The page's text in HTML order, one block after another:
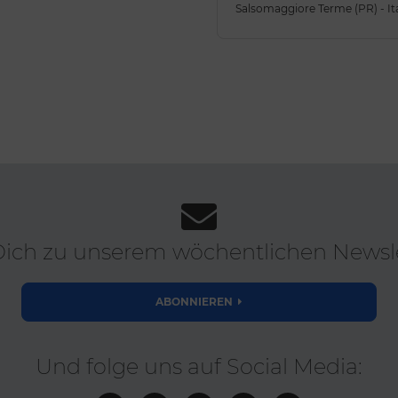
Salsomaggiore Terme (PR) -
zu unserem wöchentlichen
ABONNIEREN
Und folge uns auf Social Media: